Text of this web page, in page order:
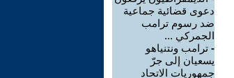
دعوى قضائية جماعية
ضد رسوم ترامب
الجمركي ...
- ترامب ونتنياهو
يسعيان إلى جرّ
جمهوريات الاتحاد